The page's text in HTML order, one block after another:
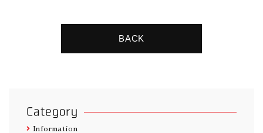
BACK
Category
Information